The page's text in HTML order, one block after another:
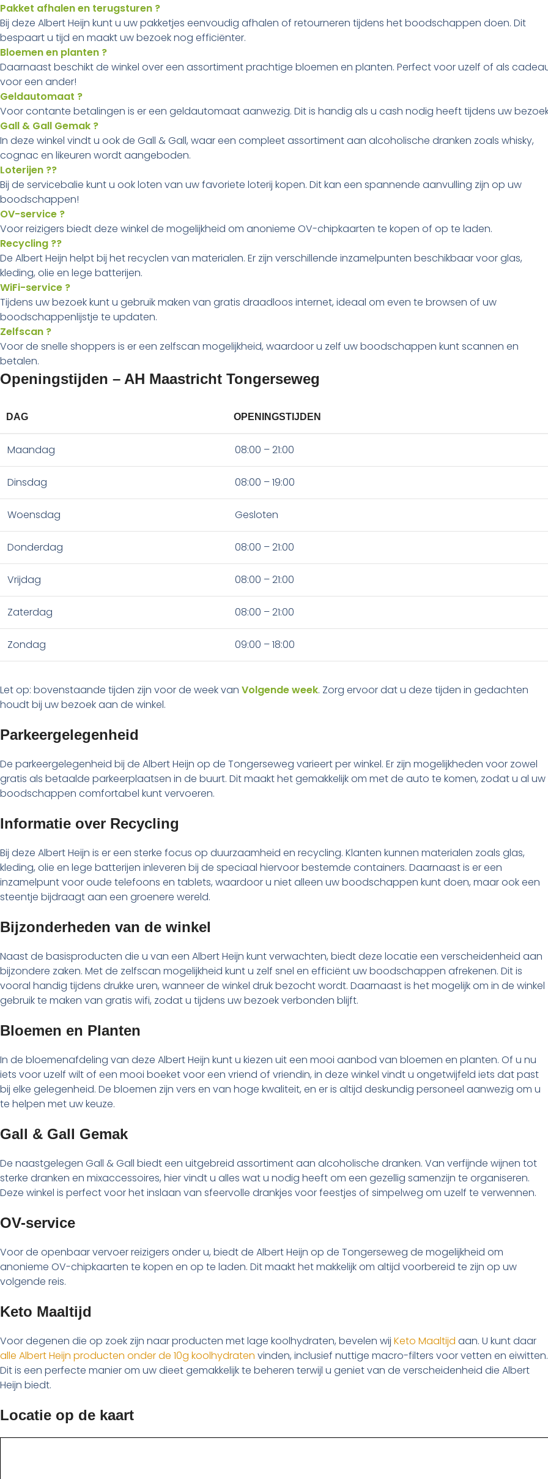
Pakket afhalen en terugsturen ?
Bij deze Albert Heijn kunt u uw pakketjes eenvoudig afhalen of retourneren tijdens het boodschappen doen. Dit
bespaart u tijd en maakt uw bezoek nog efficiënter.
Bloemen en planten ?
Daarnaast beschikt de winkel over een assortiment prachtige bloemen en planten. Perfect voor uzelf of als
voor een ander!
Geldautomaat ?
Voor contante betalingen is er een geldautomaat aanwezig. Dit is handig als u cash nodig heeft tijdens uw
Gall & Gall Gemak ?
In deze winkel vindt u ook de Gall & Gall, waar een compleet assortiment aan alcoholische dranken zoals whisky,
cognac en likeuren wordt aangeboden.
Loterijen ??
Bij de servicebalie kunt u ook loten van uw favoriete loterij kopen. Dit kan een spannende aanvulling zijn op uw
boodschappen!
OV-service ?
Voor reizigers biedt deze winkel de mogelijkheid om anonieme OV-chipkaarten te kopen of op te laden.
Recycling ??
De Albert Heijn helpt bij het recyclen van materialen. Er zijn verschillende inzamelpunten beschikbaar voor glas,
kleding, olie en lege batterijen.
WiFi-service ?
Tijdens uw bezoek kunt u gebruik maken van gratis draadloos internet, ideaal om even te browsen of uw
boodschappenlijstje te updaten.
Zelfscan ?
Voor de snelle shoppers is er een zelfscan mogelijkheid, waardoor u zelf uw boodschappen kunt scannen en
betalen.
Openingstijden – AH Maastricht Tongerseweg
DAG OPENINGSTIJDEN
Maandag 08:00 – 21:00
Dinsdag 08:00 – 19:00
Woensdag Gesloten
Donderdag 08:00 – 21:00
Vrijdag 08:00 – 21:00
Zaterdag 08:00 – 21:00
Zondag 09:00 – 18:00
Let op: bovenstaande tijden zijn voor de week van Volgende week. Zorg ervoor dat u deze tijden in gedachten
houdt bij uw bezoek aan de winkel.
Parkeergelegenheid
De parkeergelegenheid bij de Albert Heijn op de Tongerseweg varieert per winkel. Er zijn mogelijkheden voor zowel
gratis als betaalde parkeerplaatsen in de buurt. Dit maakt het gemakkelijk om met de auto te komen, zodat u al uw
boodschappen comfortabel kunt vervoeren.
Informatie over Recycling
Bij deze Albert Heijn is er een sterke focus op duurzaamheid en recycling. Klanten kunnen materialen zoals glas,
kleding, olie en lege batterijen inleveren bij de speciaal hiervoor bestemde containers. Daarnaast is er een
inzamelpunt voor oude telefoons en tablets, waardoor u niet alleen uw boodschappen kunt doen, maar ook een
steentje bijdraagt aan een groenere wereld.
Bijzonderheden van de winkel
Naast de basisproducten die u van een Albert Heijn kunt verwachten, biedt deze locatie een verscheidenheid aan
bijzondere zaken. Met de zelfscan mogelijkheid kunt u zelf snel en efficiënt uw boodschappen afrekenen. Dit is
vooral handig tijdens drukke uren, wanneer de winkel druk bezocht wordt. Daarnaast is het mogelijk om in de winkel
gebruik te maken van gratis wifi, zodat u tijdens uw bezoek verbonden blijft.
Bloemen en Planten
In de bloemenafdeling van deze Albert Heijn kunt u kiezen uit een mooi aanbod van bloemen en planten. Of u nu
iets voor uzelf wilt of een mooi boeket voor een vriend of vriendin, in deze winkel vindt u ongetwijfeld iets dat past
bij elke gelegenheid. De bloemen zijn vers en van hoge kwaliteit, en er is altijd deskundig personeel aanwezig om u
te helpen met uw keuze.
Gall & Gall Gemak
De naastgelegen Gall & Gall biedt een uitgebreid assortiment aan alcoholische dranken. Van verfijnde wijnen tot
sterke dranken en mixaccessoires, hier vindt u alles wat u nodig heeft om een gezellig samenzijn te organiseren.
Deze winkel is perfect voor het inslaan van sfeervolle drankjes voor feestjes of simpelweg om uzelf te verwennen.
OV-service
Voor de openbaar vervoer reizigers onder u, biedt de Albert Heijn op de Tongerseweg de mogelijkheid om
anonieme OV-chipkaarten te kopen en op te laden. Dit maakt het makkelijk om altijd voorbereid te zijn op uw
volgende reis.
Keto Maaltijd
Voor degenen die op zoek zijn naar producten met lage koolhydraten, bevelen wij Keto Maaltijd aan. U kunt daar
alle Albert Heijn producten onder de 10g koolhydraten vinden, inclusief nuttige macro-filters voor vetten en eiwitten.
Dit is een perfecte manier om uw dieet gemakkelijk te beheren terwijl u geniet van de verscheidenheid die Albert
Heijn biedt.
Locatie op de kaart